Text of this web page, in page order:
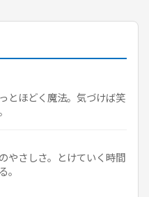
とほどく魔法。気づけば笑
やさしさ。とけていく時間
。